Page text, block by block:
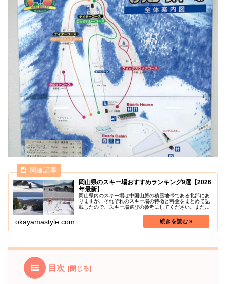
岡山県のスキー場おすすめランキング9選【2026
年最新】
岡山県内のスキー場は中国山脈の積雪地帯である北部にあ
りますが、それぞれのスキー場の特徴と料金をまとめて記
載したので、スキー場選びの参考にしてください。また、
ます。恩原高原スキー場【鏡野町】...
okayamastyle.com
目次